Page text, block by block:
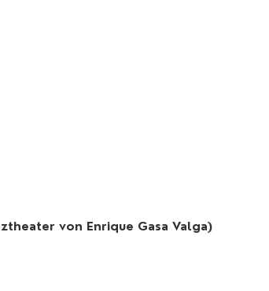
von Enrique Gasa Valga)